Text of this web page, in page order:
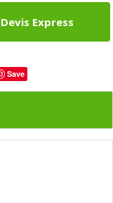
Devis Express
Save